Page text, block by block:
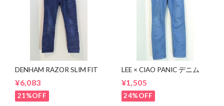
DENHAM RAZOR SLIM FIT
¥6,083
21%OFF
LEE × CIAO PANIC デニム
¥1,505
24%OFF